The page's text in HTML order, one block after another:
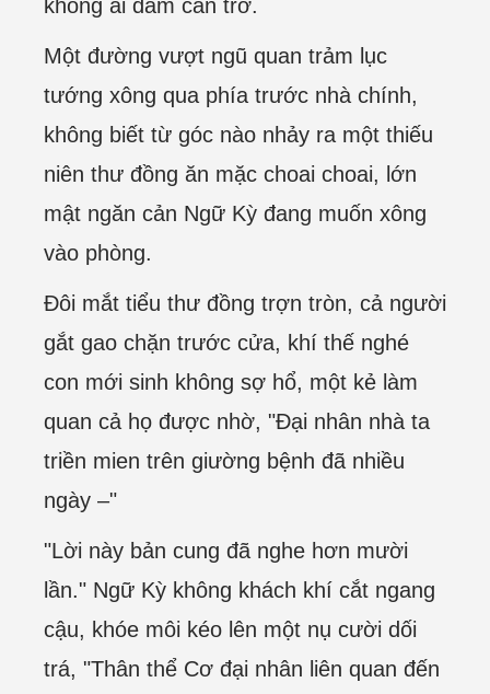
không ai dám cản trở.
Một đường vượt ngũ quan trảm lục
tướng xông qua phía trước nhà chính,
không biết từ góc nào nhảy ra một thiếu
niên thư đồng ăn mặc choai choai, lớn
mật ngăn cản Ngữ Kỳ đang muốn xông
vào phòng.
Đôi mắt tiểu thư đồng trợn tròn, cả người
gắt gao chặn trước cửa, khí thế nghé
con mới sinh không sợ hổ, một kẻ làm
quan cả họ được nhờ, "Đại nhân nhà ta
triền mien trên giường bệnh đã nhiều
ngày –"
"Lời này bản cung đã nghe hơn mười
lần." Ngữ Kỳ không khách khí cắt ngang
cậu, khóe môi kéo lên một nụ cười dối
trá, "Thân thể Cơ đại nhân liên quan đến